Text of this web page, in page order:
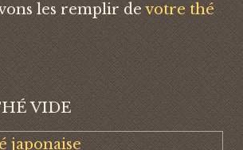
les remplir devotre thé
VIDE